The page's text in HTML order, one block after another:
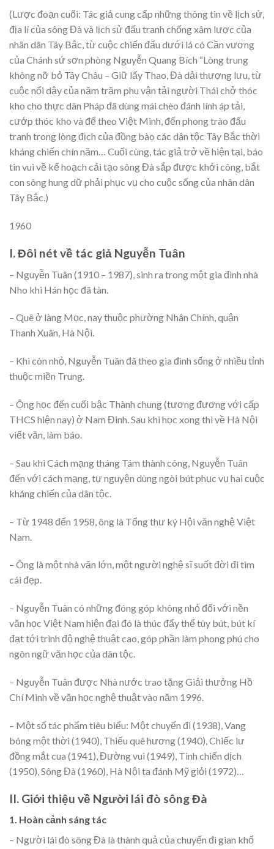
(Lược đoạn cuối: Tác giả cung cấp những thông tin về lịch sử,
địa lí của sông Đà và lịch sử đấu tranh chống xâm lược của
nhân dân Tây Bắc, từ cuộc chiến đấu dưới lá có Cần vương
của Chánh sứ sơn phòng Nguyễn Quang Bích “Lòng trung
không nỡ bỏ Tây Châu – Giữ lấy Thao, Đà dải thượng lưu, từ
cuộc nổi dậy của năm trăm phu vận tải người Thái chở thóc
kho cho thực dân Pháp đã dùng mái chèo đánh lính áp tải,
cướp thóc kho và để theo Việt Minh, đến phong trào đấu
tranh trong lòng địch của đồng bào các dân tộc Tây Bắc thời
kháng chiến chín năm… Cuối cùng, tác giả trở về hiện tại, báo
tin vui về kế hoạch cải tạo sông Đà sắp được khởi công, bắt
con sông hung dữ phải phục vụ cho cuộc sống của nhân dân
Tây Bắc.)
1960
I. Đôi nét về tác giả Nguyễn Tuân
– Nguyễn Tuân (1910 – 1987), sinh ra trong một gia đình nhà
Nho khi Hán học đã tàn.
– Quê ở làng Mọc, nay thuộc phường Nhân Chính, quận
Thanh Xuân, Hà Nội.
– Khi còn nhỏ, Nguyễn Tuân đã theo gia đình sống ở nhiều tỉnh
thuộc miền Trung.
– Ông học đến cuối bậc Thành chung (tương đương với cấp
THCS hiện nay) ở Nam Đinh. Sau khi học xong thì về Hà Nội
viết văn, làm báo.
– Sau khi Cách mạng tháng Tám thành công, Nguyễn Tuân
đến với cách mạng, tự nguyện dùng ngòi bút phục vụ hai cuộc
kháng chiến của dân tộc.
– Từ 1948 đến 1958, ông là Tổng thư ký Hội văn nghệ Việt
Nam.
– Ông là một nhà văn lớn, một người nghệ sĩ suốt đời đi tìm
cái đẹp.
– Nguyễn Tuân có những đóng góp không nhỏ đối với nền
văn học Việt Nam hiện đại đó là thúc đẩy thể tùy bút, bút kí
đạt tới trình độ nghệ thuật cao, góp phần làm phong phú cho
ngôn ngữ văn học của dân tộc.
– Nguyễn Tuân được Nhà nước trao tặng Giải thưởng Hồ
Chí Minh về văn học nghệ thuật vào năm 1996.
– Một số tác phẩm tiêu biểu: Một chuyến đi (1938), Vang
bóng một thời (1940), Thiếu quê hương (1940), Chiếc lư
đồng mắt cua (1941), Đường vui (1949), Tình chiến dịch
(1950), Sông Đà (1960), Hà Nội ta đánh Mỹ giỏi (1972)…
II. Giới thiệu về Người lái đò sông Đà
1. Hoàn cảnh sáng tác
– Người lái đò sông Đà là thành quả của chuyến đi gian khổ